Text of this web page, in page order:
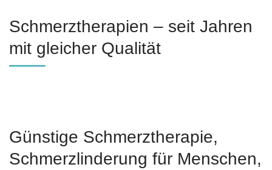
Schmerztherapien – seit Jahren
mit gleicher Qualität
Günstige Schmerztherapie,
Schmerzlinderung für Menschen,